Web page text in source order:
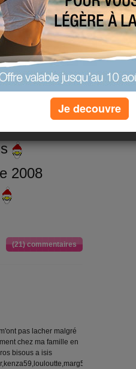
2008
(21) commentaires
pas lacher malgré
chez ma famille en
bisous a isis
Je decouvre